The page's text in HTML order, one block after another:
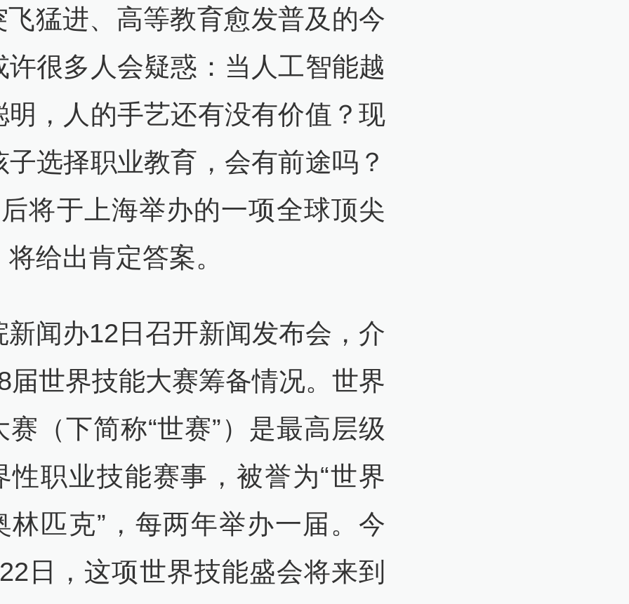
飞猛进、高等教育愈发普及的今
许很多人会疑惑：当人工智能越
明，人的手艺还有没有价值？现
子选择职业教育，会有前途吗？
将于上海举办的一项全球顶尖
给出肯定答案。
新闻办12日召开新闻发布会，介
届世界技能大赛筹备情况。世界
赛（下简称“世赛”）是最高层级
性职业技能赛事，被誉为“世界
林匹克”，每两年举办一届。今
日，这项世界技能盛会将来到